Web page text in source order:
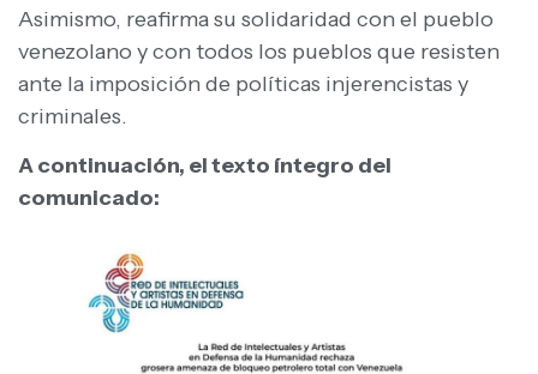
Asimismo, reafirma su solidaridad con el pueblo
venezolano y con todos los pueblos que resisten
ante la imposición de políticas injerencistas y
criminales.
A continuación, el texto íntegro del
comunicado: